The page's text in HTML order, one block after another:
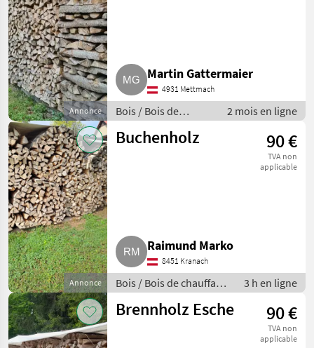
Annonce
Martin Gattermaier
4931 Mettmach
Bois / Bois de
chauffage / bûches
fendues
2 mois en ligne
Annonce
Buchenholz 90 €
TVA non
applicable
Raimund Marko
8451 Kranach
Bois / Bois de chauffage
/ bûches fendues
3 h en ligne
Brennholz Esche 90 €
TVA non
applicable